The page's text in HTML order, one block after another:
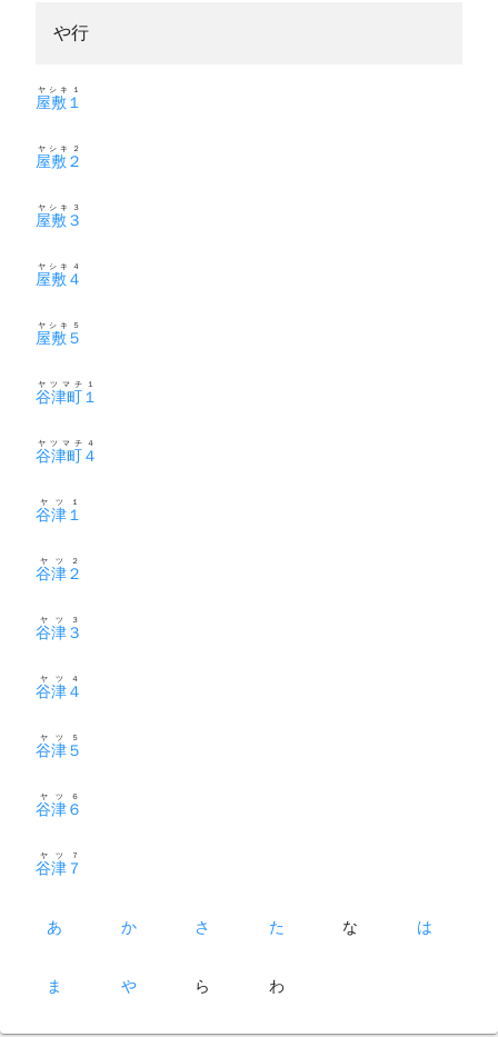
や行
屋敷１
ヤシキ１
屋敷２
ヤシキ２
屋敷３
ヤシキ３
屋敷４
ヤシキ４
屋敷５
ヤシキ５
谷津町１
ヤツマチ１
谷津町４
ヤツマチ４
谷津１
ヤツ１
谷津２
ヤツ２
谷津３
ヤツ３
谷津４
ヤツ４
谷津５
ヤツ５
谷津６
ヤツ６
谷津７
ヤツ７
あ か さ た な は
ま や ら わ